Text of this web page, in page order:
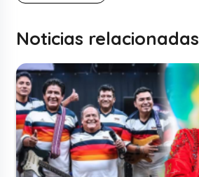
Noticias relacionadas